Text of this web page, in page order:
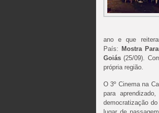
ano e que
País: Mostra
Goiás (25/09).
própria região.
O 3º Cinema na
para
democratização